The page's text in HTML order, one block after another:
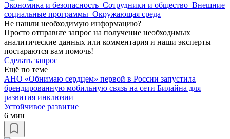
Экономика и безопасность Сотрудники и общество Внешние
социальные программы Окружающая среда
Не нашли необходимую информацию?
Просто отправьте запрос на получение необходимых
аналитические данных или комментария и наши эксперты
постараются вам помочь!
Сделать запрос
Ещё по теме
АНО «Обнимаю сердцем» первой в России запустила
брендированную мобильную связь на сети Билайна для
развития инклюзии
Устойчивое развитие
6 мин